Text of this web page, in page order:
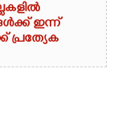
ഇന്ന്
പ്രത്യേക